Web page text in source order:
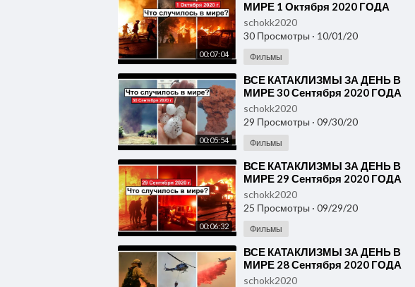
00:07:04
МИРЕ 1 Октября 2020 ГОДА
#ДрожьЗемли #Катаклизмы
schokk2020
30 Просмотры · 10/01/20
Фильмы
00:05:54
⁣ВСЕ КАТАКЛИЗМЫ ЗА ДЕНЬ В
МИРЕ 30 Сентября 2020 ГОДА
#ДрожьЗемли #Катаклизмы
schokk2020
29 Просмотры · 09/30/20
Фильмы
00:06:32
⁣ВСЕ КАТАКЛИЗМЫ ЗА ДЕНЬ В
МИРЕ 29 Сентября 2020 ГОДА
#ДрожьЗемли #Катаклизмы
schokk2020
25 Просмотры · 09/29/20
Фильмы
⁣ВСЕ КАТАКЛИЗМЫ ЗА ДЕНЬ В
МИРЕ 28 Сентября 2020 ГОДА
#ДрожьЗемли #Катаклизмы
schokk2020